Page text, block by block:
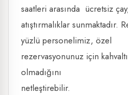
saatleri arasında ücretsiz
atıştırmalıklar sunmaktadır.
yüzlü personelimiz, özel
rezervasyonunuz için
olmadığını
netleştirebilir.